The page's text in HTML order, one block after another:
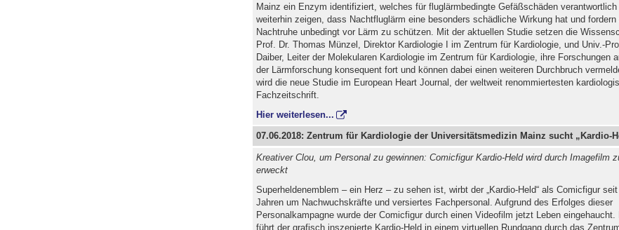
Mainz ein Enzym identifiziert, welches für fluglärmbedingte Gefäßschäden
weiterhin zeigen, dass Nachtfluglärm eine besonders schädliche Wirkung hat und fordern
Nachtruhe unbedingt vor Lärm zu schützen. Mit der aktuellen Studie setzen die
Prof. Dr. Thomas Münzel, Direktor Kardiologie I im Zentrum für Kardiologie, und Univ.-
Daiber, Leiter der Molekularen Kardiologie im Zentrum für Kardiologie, ihre Forschungen
der Lärmforschung konsequent fort und können dabei einen weiteren Durchbruch
wird die neue Studie im European Heart Journal, der weltweit renommiertesten
Fachzeitschrift.
Hier weiterlesen...
07.06.2018: Zentrum für Kardiologie der Universitätsmedizin Mainz sucht „Kardio-
Kreativer Clou, um Personal zu gewinnen: Comicfigur Kardio-Held wird durch Imagefilm
erweckt
Superheldenemblem – ein Herz – zu sehen ist, wirbt der „Kardio-Held“ als Comicfigur
Jahren um Nachwuchskräfte und versiertes Fachpersonal. Aufgrund des Erfolges dieser
Personalkampagne wurde der Comicfigur durch einen Videofilm jetzt Leben eingehaucht.
führt der grafisch inszenierte Kardio-Held in einem virtuellen Rundgang durch das